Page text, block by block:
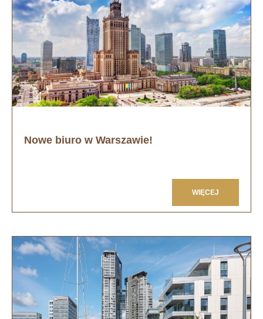
Nowe biuro w Warszawie!
WIĘCEJ